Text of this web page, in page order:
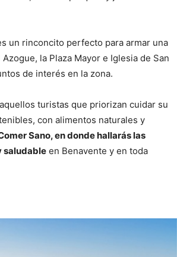
un rinconcito perfecto para armar una
la Plaza Mayor e Iglesia de San
de interés en la zona.
turistas que priorizan cuidar su
con alimentos naturales y
Sano, en donde hallarás las
saludable en Benavente y en toda